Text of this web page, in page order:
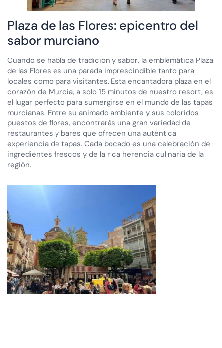
Plaza de las Flores: epicentro del
sabor murciano
Cuando se habla de tradición y sabor, la emblemática Plaza
de las Flores es una parada imprescindible tanto para
locales como para visitantes. Esta encantadora plaza en el
corazón de Murcia, a solo 15 minutos de nuestro resort, es
el lugar perfecto para sumergirse en el mundo de las tapas
murcianas. Entre su animado ambiente y sus coloridos
puestos de flores, encontrarás una gran variedad de
restaurantes y bares que ofrecen una auténtica
experiencia de tapas. Cada bocado es una celebración de
ingredientes frescos y de la rica herencia culinaria de la
región.